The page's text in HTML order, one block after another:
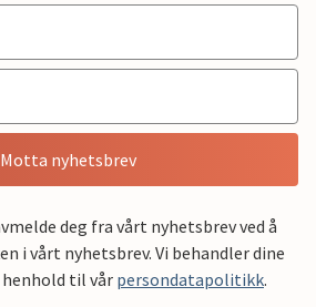
Motta nyhetsbrev
deg fra vårt nyhetsbrev ved å
i vårt nyhetsbrev. Vi behandler dine
til vår persondatapolitikk.